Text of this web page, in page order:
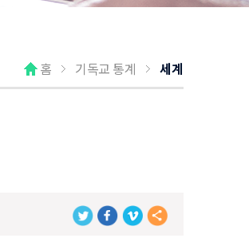
홈 기독교 통계 세계